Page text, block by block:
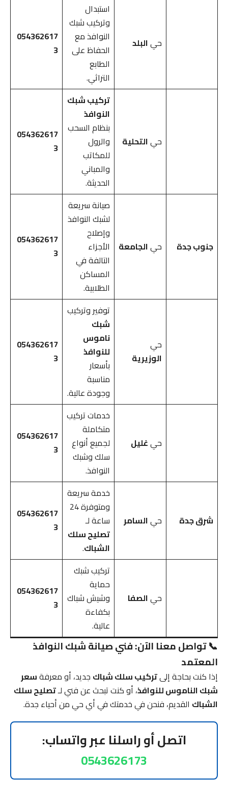
حيالبلد
استبدال
وتركيب شبك
النوافذ مع
الحفاظ على
الطابع
التراثي.
054362617
3
حيالتحلية
تركيب شبك
النوافذ
بنظام السحب
والرول
للمكاتب
والمباني
الحديثة.
054362617
3
جنوب جدة حيالجامعة
صيانة سريعة
لشبك النوافذ
وإصلاح
الأجزاء
التالفة في
المساكن
الطلابية.
054362617
3
حي
الوزيرية
توفير وتركيب
شبك
ناموس
للنوافذ
بأسعار
مناسبة
وجودة عالية.
054362617
3
حيغليل
خدمات تركيب
متكاملة
لجميع أنواع
سلك وشبك
النوافذ.
054362617
3
شرق جدة حيالسامر
خدمة سريعة
ومتوفرة 24
ساعة لـ
تصليح سلك
الشباك.
054362617
3
حيالصفا
تركيب شبك
حماية
وشيش شباك
بكفاءة
عالية.
054362617
3
📞 تواصل معنا الآن: فني صيانة شبك النوافذ
المعتمد
إذا كنت بحاجة إلىتركيب سلك شباك جديد، أو معرفةسعر
شبك الناموس للنوافذ، أو كنت تبحث عن فني لـتصليح سلك
الشباك القديم، فنحن في خدمتك في أي حي من أحياء جدة.
اتصل أو راسلنا عبر واتساب:
0543626173